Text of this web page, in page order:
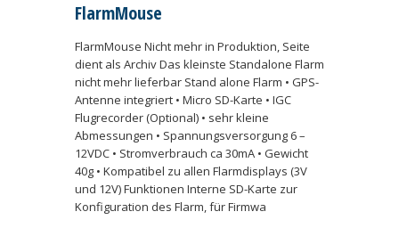
FlarmMouse
FlarmMouse Nicht mehr in Produktion, Seite
dient als Archiv Das kleinste Standalone Flarm
nicht mehr lieferbar Stand alone Flarm • GPS-
Antenne integriert • Micro SD-Karte • IGC
Flugrecorder (Optional) • sehr kleine
Abmessungen • Spannungsversorgung 6 –
12VDC • Stromverbrauch ca 30mA • Gewicht
40g • Kompatibel zu allen Flarmdisplays (3V
und 12V) Funktionen Interne SD-Karte zur
Konfiguration des Flarm, für Firmwa